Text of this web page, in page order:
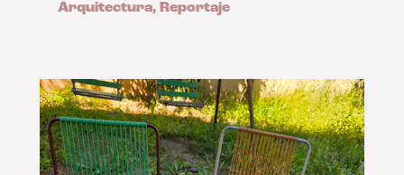
Arquitectura, Reportaje